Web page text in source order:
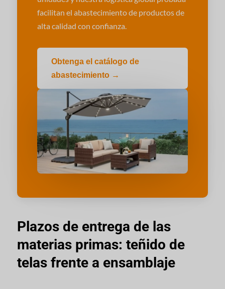
facilitan el abastecimiento de productos de
alta calidad con confianza.
Obtenga el catálogo de
abastecimiento →
Plazos de entrega de las
materias primas: teñido de
telas frente a ensamblaje